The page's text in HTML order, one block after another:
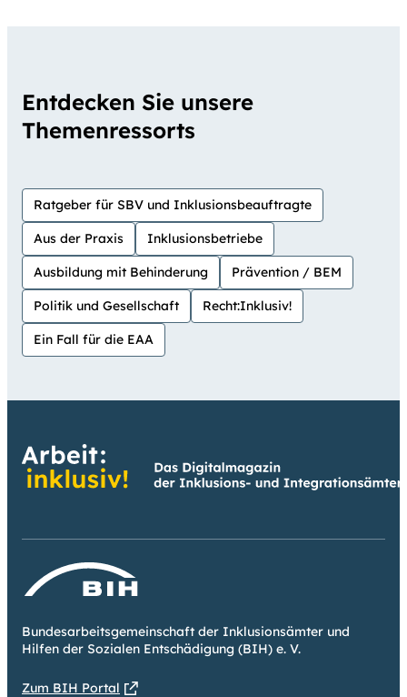
Entdecken Sie unsere
Themenressorts
Ratgeber für SBV und Inklusionsbeauftragte
Aus der Praxis Inklusionsbetriebe
Ausbildung mit Behinderung Prävention / BEM
Politik und Gesellschaft Recht:Inklusiv!
Ein Fall für die EAA
Bundesarbeitsgemeinschaft der Inklusionsämter und
Hilfen der Sozialen Entschädigung (BIH) e. V.
Zum BIH Portal